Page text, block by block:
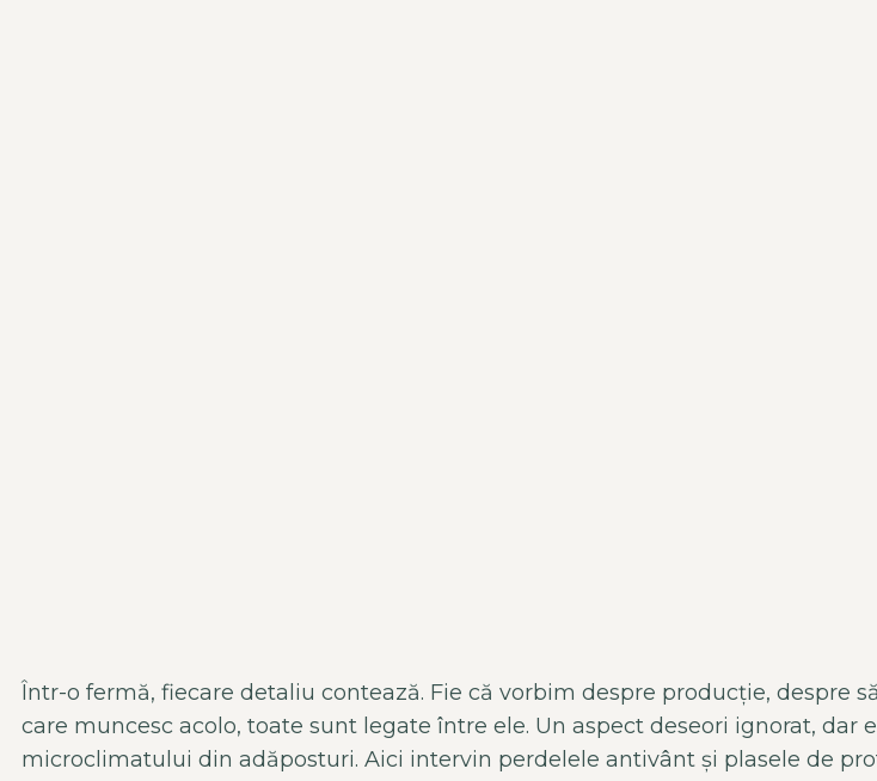
Într-o fermă, fiecare detaliu contează. Fie că vorbim despre producție, despre
care muncesc acolo, toate sunt legate între ele. Un aspect deseori ignorat, dar
microclimatului din adăposturi. Aici intervin perdelele antivânt și plasele de